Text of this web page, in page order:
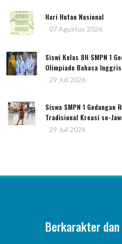
Hari Hutan Nasional
07 Agustus 2026
Siswi Kelas 8H SMPN 1
Olimpiade Bahasa
29 Juli 2026
Siswa SMPN 1 Gedangan
Tradisional Kreasi se-
29 Juli 2026
Berkarakter